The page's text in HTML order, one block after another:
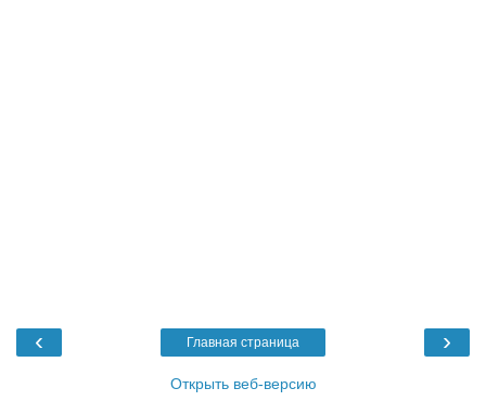
‹ ›
Главная страница
Открыть веб-версию